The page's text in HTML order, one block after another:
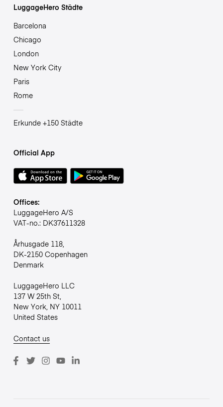
LuggageHero Städte
Barcelona
Chicago
London
New York City
Paris
Rome
Erkunde +150 Städte
Official App
Offices:
LuggageHero A/S
VAT-no.: DK37611328
Århusgade 118,
DK-2150 Copenhagen
Denmark
LuggageHero LLC
137 W 25th St,
New York, NY 10011
United States
Contact us